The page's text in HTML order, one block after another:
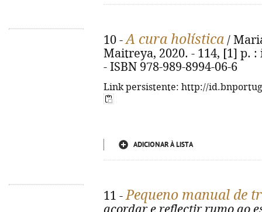
10 -A cura holística /
Maitreya, 2020. - 114, [1] p.
- ISBN 978-989-8994-06-6
Link persistente: http://
ADICIONAR À LISTA
11 -Pequeno manual de